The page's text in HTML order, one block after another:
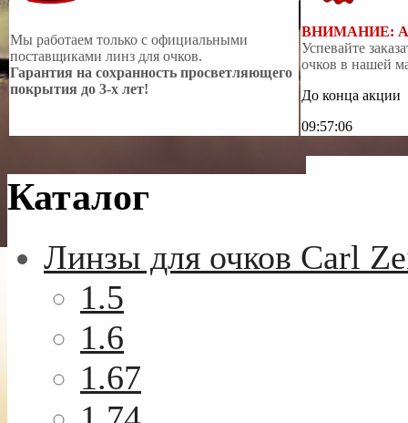
Мы работаем только с официальными
поставщиками линз для очков.
Гарантия на сохранность просветляющего
покрытия до 3-х лет!
ВНИМАНИЕ:
Успевайте
очков в нашей
До конца акции
09:57:04
Каталог
Линзы для очков Carl
1.5
1.6
1.67